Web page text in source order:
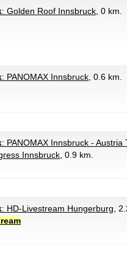
: Golden Roof Innsbruck , 0 km.
: PANOMAX Innsbruck , 0.6 km.
: PANOMAX Innsbruck - Austria
Innsbruck , 0.9 km.
: HD-Livestream Hungerburg ,